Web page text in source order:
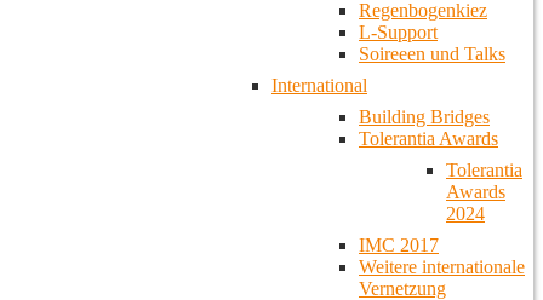
Regenbogenkiez
L-Support
Soireeen und Talks
International
Building Bridges
Tolerantia Awards
Tolerantia
Awards
2024
IMC 2017
Weitere internationale
Vernetzung